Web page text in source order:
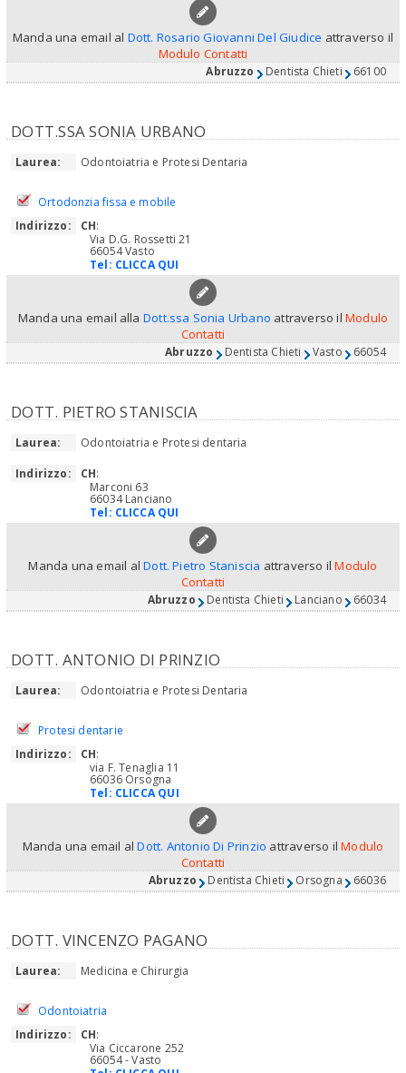
Manda una email al Dott. Rosario Giovanni Del Giudice attraverso il
Modulo Contatti
Abruzzo Dentista Chieti 66100
DOTT.SSA SONIA URBANO
Laurea: Odontoiatria e Protesi Dentaria
Ortodonzia fissa e mobile
Indirizzo:
CH:
Via D.G. Rossetti 21
66054 Vasto
Tel: CLICCA QUI
Manda una email alla Dott.ssa Sonia Urbano attraverso ilModulo
Contatti
Abruzzo Dentista Chieti Vasto 66054
DOTT. PIETRO STANISCIA
Laurea:
Odontoiatria e Protesi dentaria
Indirizzo:
CH:
Marconi 63
66034 Lanciano
Tel: CLICCA QUI
Manda una email alDott. Pietro Staniscia attraverso ilModulo
Contatti
Abruzzo Dentista Chieti Lanciano 66034
DOTT. ANTONIO DI PRINZIO
Laurea: Odontoiatria e Protesi Dentaria
Protesi dentarie
Indirizzo:
CH:
via F. Tenaglia 11
66036 Orsogna
Tel: CLICCA QUI
Manda una email alDott. Antonio Di Prinzio attraverso ilModulo
Contatti
Abruzzo Dentista Chieti Orsogna 66036
DOTT. VINCENZO PAGANO
Laurea: Medicina e Chirurgia
Odontoiatria
Indirizzo:
CH:
Via Ciccarone 252
66054 - Vasto